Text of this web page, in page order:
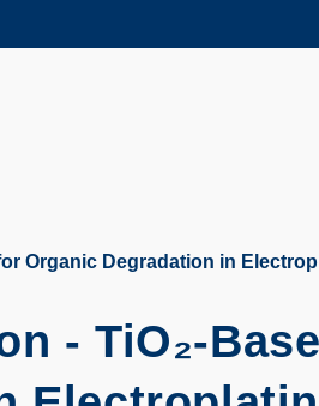
更多科大概
Organic Degradation in
- TiO₂-